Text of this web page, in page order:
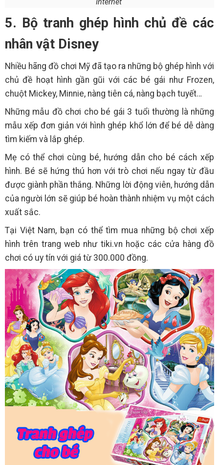
5. Bộ tranh ghép hình chủ đề các
nhân vật Disney
Nhiều hãng đồ chơi Mỹ đã tạo ra những bộ ghép hình với
chủ đề hoạt hình gần gũi với các bé gái như Frozen,
chuột Mickey, Minnie, nàng tiên cá, nàng bạch tuyết…
Những mẫu đồ chơi cho bé gái 3 tuổi thường là những
mẫu xếp đơn giản với hình ghép khổ lớn để bé dễ dàng
tìm kiếm và lắp ghép.
Mẹ có thể chơi cùng bé, hướng dẫn cho bé cách xếp
hình. Bé sẽ hứng thú hơn với trò chơi nếu ngay từ đầu
được giành phần thắng. Những lời động viên, hướng dẫn
của người lớn sẽ giúp bé hoàn thành nhiệm vụ một cách
xuất sắc.
Tại Việt Nam, bạn có thể tìm mua những bộ chơi xếp
hình trên trang web như tiki.vn hoặc các cửa hàng đồ
chơi có uy tín với giá từ 300.000 đồng.